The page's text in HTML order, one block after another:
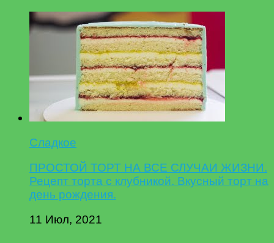
Сладкое
ПРОСТОЙ ТОРТ НА ВСЕ СЛУЧАИ ЖИЗНИ.
Рецепт торта с клубникой. Вкусный торт на
день рождения.
11 Июл, 2021